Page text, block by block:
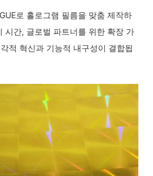
로 홀로그램 필름을 맞춤 제작하
시간, 글로벌 파트너를 위한 확장 가
적 혁신과 기능적 내구성이 결합됩